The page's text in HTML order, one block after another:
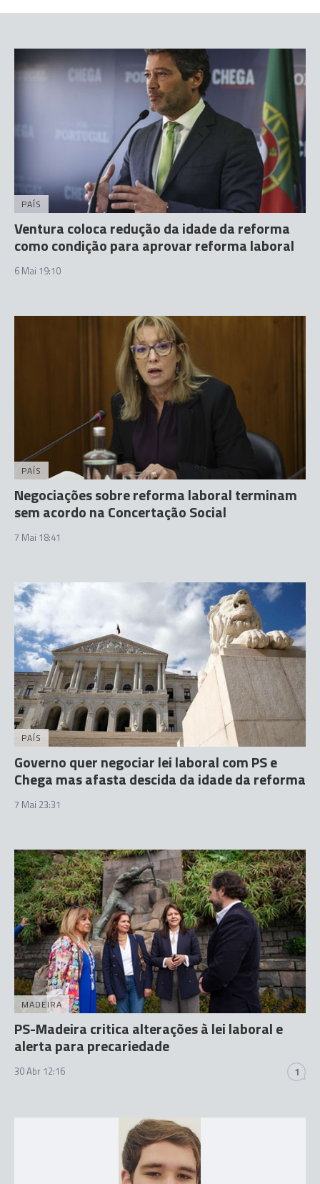
PAÍS
Ventura coloca redução da idade da reforma
como condição para aprovar reforma laboral
6 Mai 19:10
PAÍS
Negociações sobre reforma laboral terminam
sem acordo na Concertação Social
7 Mai 18:41
PAÍS
Governo quer negociar lei laboral com PS e
Chega mas afasta descida da idade da reforma
7 Mai 23:31
MADEIRA
PS-Madeira critica alterações à lei laboral e
alerta para precariedade
30 Abr 12:16 1